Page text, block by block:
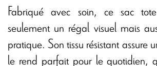
Fabriqué avec soin, ce sac
seulement un régal visuel mais
pratique. Son tissu résistant assure
le rend parfait pour le quotidien,